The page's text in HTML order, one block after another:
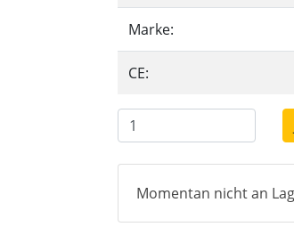
Marke:
CE:
Momentan nicht an